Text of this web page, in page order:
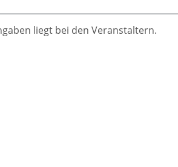
liegt bei den Veranstaltern.